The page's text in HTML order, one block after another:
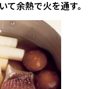
て余熱で火を通す。